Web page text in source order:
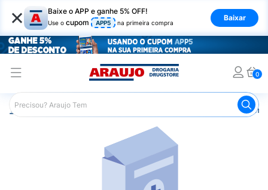
× Baixe o APP e ganhe 5% OFF!
Use o cupom APP5 na primeira compra
Baixar
0
Araujo Medicamentos